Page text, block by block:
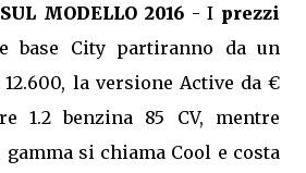
MODELLO 2016- I prezzi
base City partiranno da un
la versione Active da €
1.2 benzina 85 CV, mentre
si chiama Cool e costa